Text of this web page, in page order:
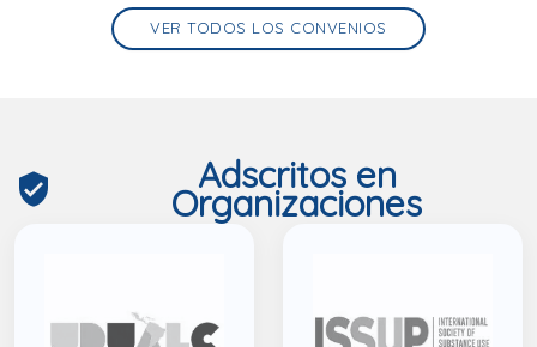
VER TODOS LOS CONVENIOS
verified_user Adscritos en
Organizaciones